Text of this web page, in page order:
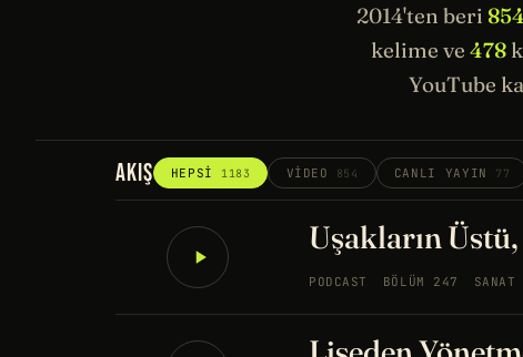
2014'ten beri 854
kelime ve 478
YouTube
AKIŞ HEPSI 1183 VIDEO 854 CANLI YAYIN 77
Uşakların Üstü,
PODCAST BÖLÜM 247 SANAT